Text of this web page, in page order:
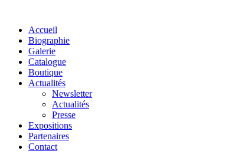
Accueil
Biographie
Galerie
Catalogue
Boutique
Actualités
Newsletter
Actualités
Presse
Expositions
Partenaires
Contact